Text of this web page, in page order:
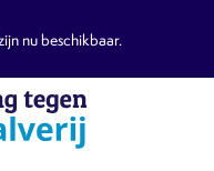
nu beschikbaar.